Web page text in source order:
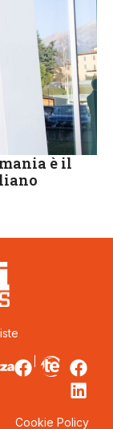
è il
Cookie Policy